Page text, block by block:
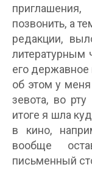
позвонить, а
редакции,
литературным
его
об этом у
зевота, во
итоге я шла
в кино,
вообще
письменный